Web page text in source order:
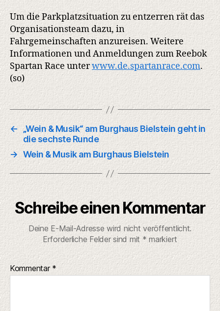
Um die Parkplatzsituation zu entzerren rät das
Organisationsteam dazu, in
Fahrgemeinschaften anzureisen. Weitere
Informationen und Anmeldungen zum Reebok
Spartan Race unterwww.de.spartanrace.com.
(so)
← „Wein & Musik“ am Burghaus Bielstein geht in
die sechste Runde
→ Wein & Musik am Burghaus Bielstein
Schreibe einen Kommentar
Deine E-Mail-Adresse wird nicht veröffentlicht.
Erforderliche Felder sind mit * markiert
Kommentar *